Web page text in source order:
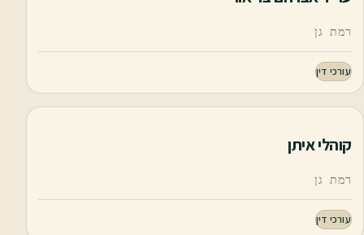
רמת גן
עורכי דין
קוהלי איתן
רמת גן
עורכי דין